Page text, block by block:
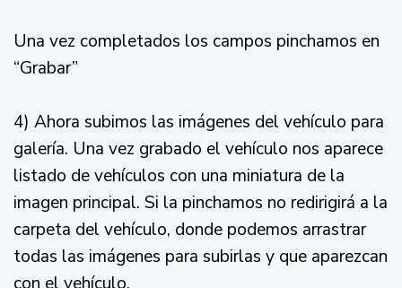
Una vez completados los campos pinchamos en
“Grabar”
4) Ahora subimos las imágenes del vehículo para
galería. Una vez grabado el vehículo nos aparece
listado de vehículos con una miniatura de la
imagen principal. Si la pinchamos no redirigirá a la
carpeta del vehículo, donde podemos arrastrar
todas las imágenes para subirlas y que aparezcan